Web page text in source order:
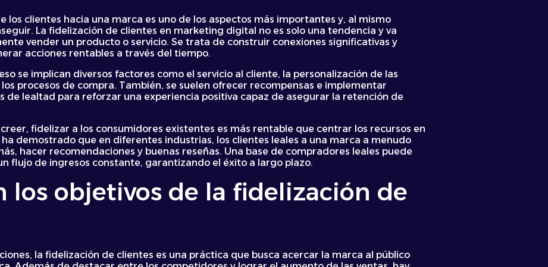
los clientes hacia una marca es uno de los aspectos más importantes y, al mismo
La fidelización de clientes en marketing digital no es solo una tendencia y va
vender un producto o servicio. Se trata de construir conexiones significativas y
acciones rentables a través del tiempo.
se implican diversos factores como el servicio al cliente, la personalización de las
procesos de compra. También, se suelen ofrecer recompensas e implementar
de lealtad para reforzar una experiencia positiva capaz de asegurar la retención de
fidelizar a los consumidores existentes es más rentable que centrar los recursos en
demostrado que en diferentes industrias, los clientes leales a una marca a menudo
hacer recomendaciones y buenas reseñas. Una base de compradores leales puede
flujo de ingresos constante, garantizando el éxito a largo plazo.
los objetivos de la fidelización de
la fidelización de clientes es una práctica que busca acercar la marca al público